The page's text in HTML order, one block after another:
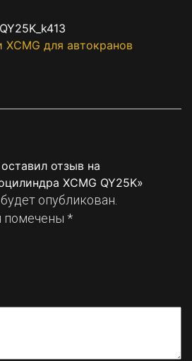
XCMG для автокранов
отзыв на
XCMG QY25K»
опубликован.
помечены *